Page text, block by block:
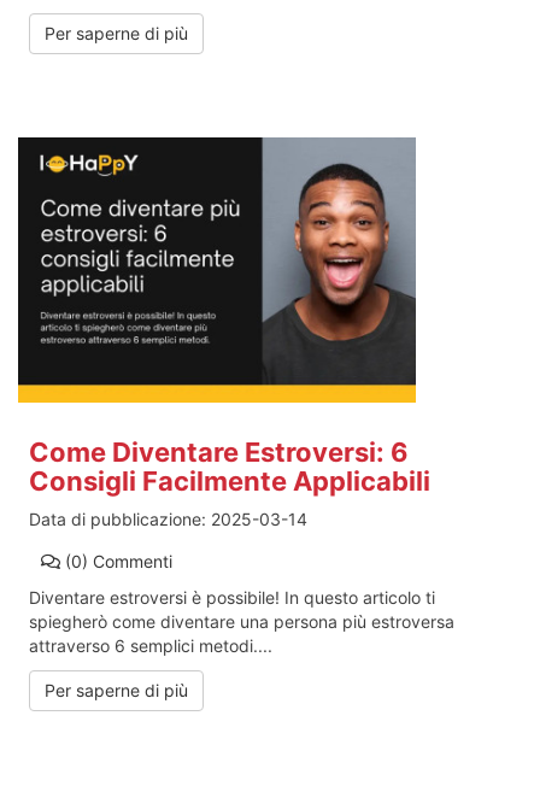
Per saperne di più
Come Diventare Estroversi: 6
Consigli Facilmente Applicabili
Data di pubblicazione: 2025-03-14
(0) Commenti
Diventare estroversi è possibile! In questo articolo ti
spiegherò come diventare una persona più estroversa
attraverso 6 semplici metodi....
Per saperne di più